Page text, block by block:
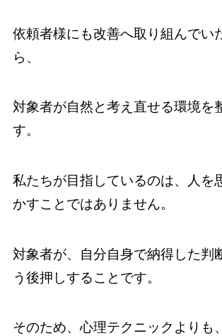
依頼者様にも改善へ取り組んでい
ら、
対象者が自然と考え直せる環境を
す。
私たちが目指しているのは、人を
かすことではありません。
対象者が、自分自身で納得した判
う後押しすることです。
そのため、心理テクニックよりも